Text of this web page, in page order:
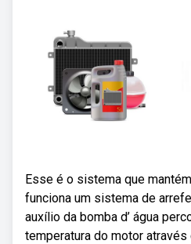
Esse é o sistema que
funciona um sistema de
auxílio da bomba d’ água
temperatura do motor